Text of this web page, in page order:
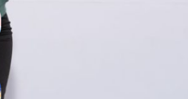
Bimbel UTBK SNBT di Teluk
Wondama Gratis Terbaik
Bimbel UTBK SNBT di Teluk